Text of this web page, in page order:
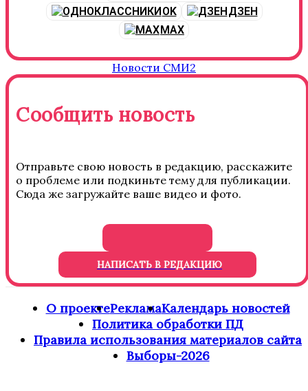
OK
ДЗЕН
MAX
Новости СМИ2
Сообщить новость
Отправьте свою новость в редакцию, расскажите
о проблеме или подкиньте тему для публикации.
Сюда же загружайте ваше видео и фото.
НАПИСАТЬ В РЕДАКЦИЮ
О проектеРекламаКалендарь новостей
Политика обработки ПД
Правила использования материалов сайта
Выборы-2026